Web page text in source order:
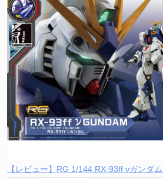
【レビュー】RG 1/144 RX-93ff νガンダム